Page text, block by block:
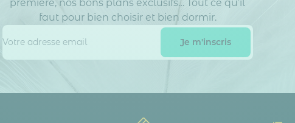
première, nos bons plans exclusifs… Tout ce qu’il
faut pour bien choisir et bien dormir.